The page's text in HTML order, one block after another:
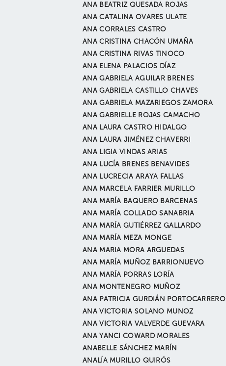
ANA BEATRIZ QUESADA ROJAS
ANA CATALINA OVARES ULATE
ANA CORRALES CASTRO
ANA CRISTINA CHACÓN UMAÑA
ANA CRISTINA RIVAS TINOCO
ANA ELENA PALACIOS DÍAZ
ANA GABRIELA AGUILAR BRENES
ANA GABRIELA CASTILLO CHAVES
ANA GABRIELA MAZARIEGOS ZAMORA
ANA GABRIELLE ROJAS CAMACHO
ANA LAURA CASTRO HIDALGO
ANA LAURA JIMÉNEZ CHAVERRI
ANA LIGIA VINDAS ARIAS
ANA LUCÍA BRENES BENAVIDES
ANA LUCRECIA ARAYA FALLAS
ANA MARCELA FARRIER MURILLO
ANA MARÍA BAQUERO BARCENAS
ANA MARÍA COLLADO SANABRIA
ANA MARÍA GUTIÉRREZ GALLARDO
ANA MARÍA MEZA MONGE
ANA MARIA MORA ARGUEDAS
ANA MARÍA MUÑOZ BARRIONUEVO
ANA MARÍA PORRAS LORÍA
ANA MONTENEGRO MUÑOZ
ANA PATRICIA GURDIÁN PORTOCARRERO
ANA VICTORIA SOLANO MUNOZ
ANA VICTORIA VALVERDE GUEVARA
ANA YANCI COWARD MORALES
ANABELLE SÁNCHEZ MARÍN
ANALÍA MURILLO QUIRÓS